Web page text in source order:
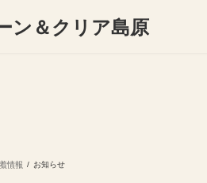
ン＆クリア島原
情報 お知らせ